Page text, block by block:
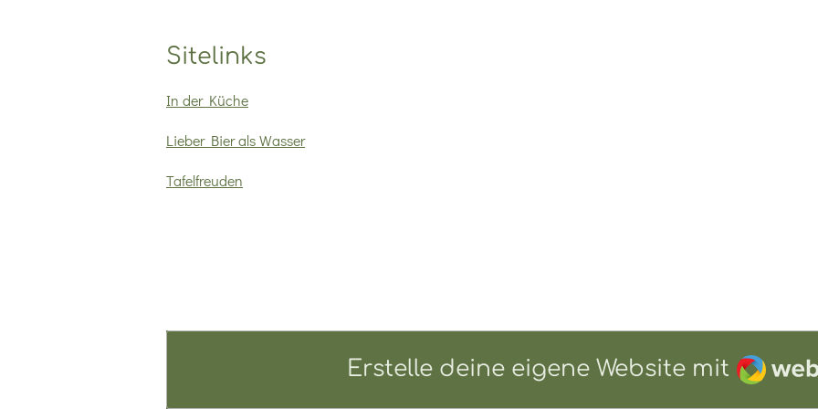
Sitelinks
In der Küche
Lieber Bier als Wasser
Tafelfreuden
Erstelle deine eigene Website mit